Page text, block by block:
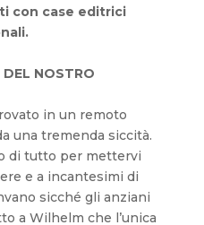
con case editrici
DEL NOSTRO
in un remoto
una tremenda siccità.
di tutto per mettervi
e a incantesimi di
sicché gli anziani
a Wilhelm che l’unica